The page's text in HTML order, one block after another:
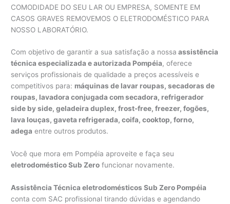
COMODIDADE DO SEU LAR OU EMPRESA, SOMENTE EM
CASOS GRAVES REMOVEMOS O ELETRODOMÉSTICO PARA
NOSSO LABORATÓRIO.
Com objetivo de garantir a sua satisfação a nossa assistência
técnica especializada e autorizada Pompéia, oferece
serviços profissionais de qualidade a preços acessíveis e
competitivos para: máquinas de lavar roupas, secadoras de
roupas, lavadora conjugada com secadora, refrigerador
side by side, geladeira duplex, frost-free, freezer, fogões,
lava louças, gaveta refrigerada, coifa, cooktop, forno,
adega entre outros produtos.
Você que mora em Pompéia aproveite e faça seu
eletrodoméstico Sub Zero funcionar novamente.
Assistência Técnica eletrodomésticos Sub Zero Pompéia
conta com SAC profissional tirando dúvidas e agendando